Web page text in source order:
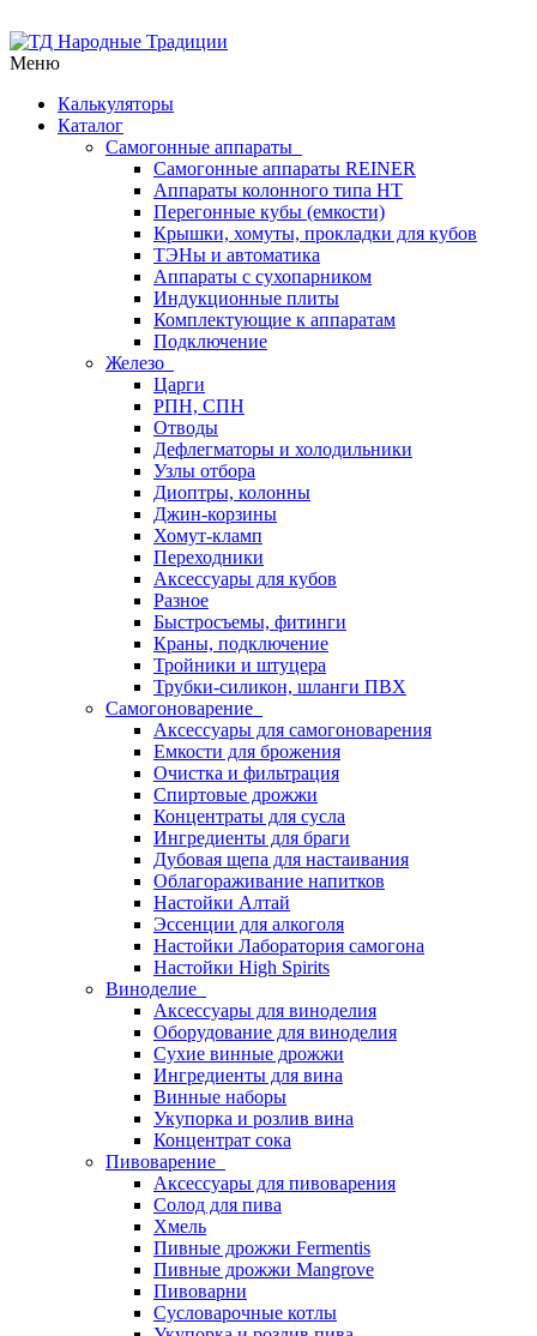
Меню
Калькуляторы
Каталог
Самогонные аппараты
Самогонные аппараты REINER
Аппараты колонного типа НТ
Перегонные кубы (емкости)
Крышки, хомуты, прокладки для кубов
ТЭНы и автоматика
Аппараты с сухопарником
Индукционные плиты
Комплектующие к аппаратам
Подключение
Железо
Царги
РПН, СПН
Отводы
Дефлегматоры и холодильники
Узлы отбора
Диоптры, колонны
Джин-корзины
Хомут-кламп
Переходники
Аксессуары для кубов
Разное
Быстросъемы, фитинги
Краны, подключение
Тройники и штуцера
Трубки-силикон, шланги ПВХ
Самогоноварение
Аксессуары для самогоноварения
Емкости для брожения
Очистка и фильтрация
Спиртовые дрожжи
Концентраты для сусла
Ингредиенты для браги
Дубовая щепа для настаивания
Облагораживание напитков
Настойки Алтай
Эссенции для алкоголя
Настойки Лаборатория самогона
Настойки High Spirits
Виноделие
Аксессуары для виноделия
Оборудование для виноделия
Сухие винные дрожжи
Ингредиенты для вина
Винные наборы
Укупорка и розлив вина
Концентрат сока
Пивоварение
Аксессуары для пивоварения
Солод для пива
Хмель
Пивные дрожжи Fermentis
Пивные дрожжи Mangrove
Пивоварни
Сусловарочные котлы